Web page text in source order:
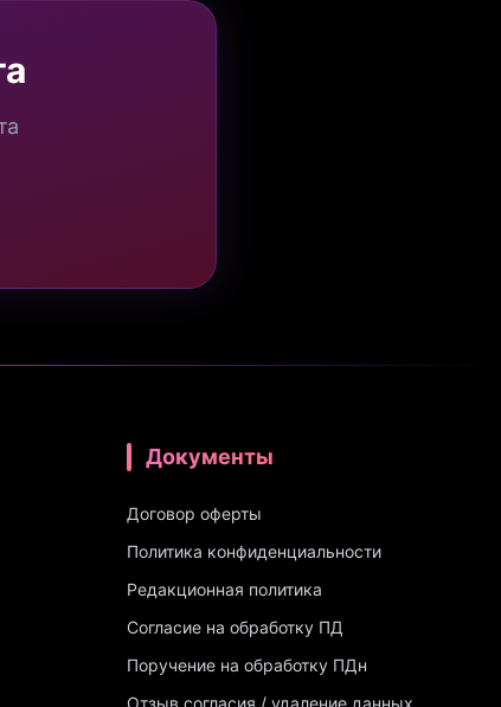
Документы
Договор оферты
Политика конфиденциальности
Редакционная политика
Согласие на обработку ПД
Поручение на обработку ПДн
Отзыв согласия / удаление данных